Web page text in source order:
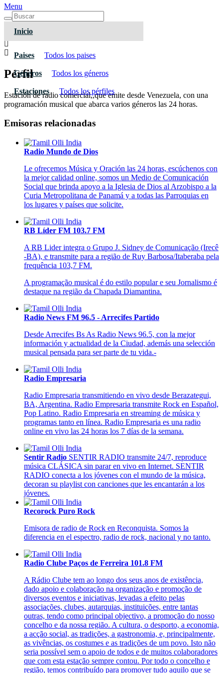
Menu
Inicio
Paises Todos los paises
Géneros Todos los géneros
Estaciones Todos los pérfiles
Pérfil
Estación de radio comercial,,que emite desde Venezuela, con una
programación musical que abarca varios géneros las 24 horas.
Emisoras relacionadas
Radio Mundo de Dios
Le ofrecemos Música y Oración las 24 horas, escúchenos con
la mejor calidad online, somos un Medio de Comunicación
Social que brinda apoyo a la Iglesia de Dios al Arzobispo a la
Curia Metropolitana de Panamá y a todas las Parroquias en
los lugares y países que solicite.
RB Líder FM 103.7 FM
A RB Lider integra o Grupo J. Sidney de Comunicação (Irecê
-BA), e transmite para a região de Ruy Barbosa/Itaberaba pela
frequência 103,7 FM.
A programação musical é do estilo popular e seu Jornalismo é
destaque na região da Chapada Diamantina.
Radio News FM 96.5 - Arrecifes Partido
Desde Arrecifes Bs As Radio News 96.5, con la mejor
información y actualidad de la Ciudad, además una selección
musical pensada para ser parte de tu vida.-
Radio Empresaria
Radio Empresaria transmitiendo en vivo desde Berazategui,
BA, Argentina. Radio Empresaria transmite Rock en Español,
Pop Latino. Radio Empresaria en streaming de música y
programas tanto en línea. Radio Empresaria es una radio
online en vivo las 24 horas los 7 días de la semana.
Sentir Radio SENTIR RADIO transmite 24/7, reproduce
música CLÁSICA sin parar en vivo en Internet. SENTIR
RADIO conecta a los jóvenes con el mundo de la música,
decoran su playlist con canciones que les encantarán a los
jóvenes.
Recorock Puro Rock
Emisora de radio de Rock en Reconquista. Somos la
diferencia en el espectro, radio de rock, nacional y no tanto.
Radio Clube Paços de Ferreira 101.8 FM
A Rádio Clube tem ao longo dos seus anos de existência,
dado apoio e colaboração na organização e promoção de
diversos eventos e iniciativas, levadas a efeito pelas
associações, clubes, autarquias, instituições, entre tantas
outras, tendo como principal objectivo, a promoção do nosso
concelho e da nossa região. A cultura, o desporto, a economia,
a acção social, as tradições, a gastronomia, e, principalmente,
as vivências, os costumes e as tradições de um povo. Isto não
seria possível sem o apoio de todos e de muitos colaboradores
que com esta estação sempre contou. Por todo o concelho e
região, temos contribuído para promover tudo aquilo que se